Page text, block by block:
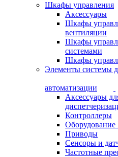
Шкафы управления
Аксессуары
Шкафы
вентиляции
Шкафы
системами
Шкафы
Элементы системы
автоматизации
Аксессуары
Контроллеры
Приводы
Сенсоры и
Частотные